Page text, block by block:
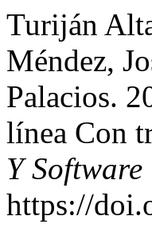
Turiján
Méndez,
Palacios.
línea Con
Y Software
https://